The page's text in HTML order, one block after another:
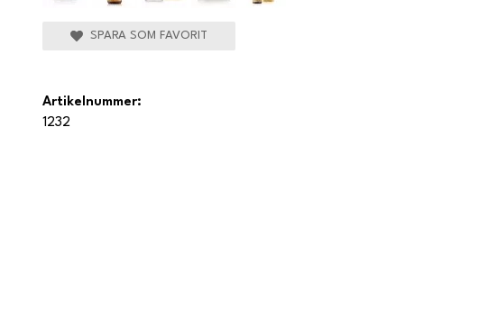
SPARA SOM FAVORIT
Artikelnummer:
1232